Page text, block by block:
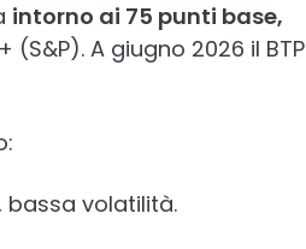
intorno ai 75 punti base,
A giugno 2026 il BTP
bassa volatilità.